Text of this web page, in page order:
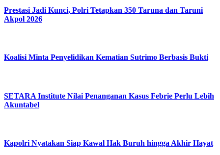
Prestasi Jadi Kunci, Polri Tetapkan 350 Taruna dan Taruni
Akpol 2026
Koalisi Minta Penyelidikan Kematian Sutrimo Berbasis Bukti
SETARA Institute Nilai Penanganan Kasus Febrie Perlu Lebih
Akuntabel
Kapolri Nyatakan Siap Kawal Hak Buruh hingga Akhir Hayat